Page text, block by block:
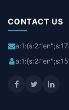
CONTACT US